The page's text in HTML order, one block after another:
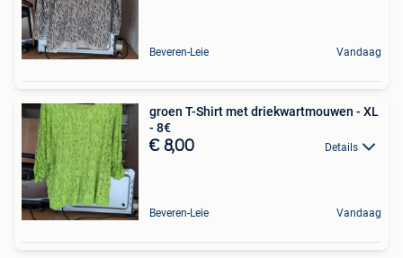
Beveren-Leie Vandaag
groen T-Shirt met driekwartmouwen - XL
- 8€
€ 8,00 Details
Beveren-Leie Vandaag